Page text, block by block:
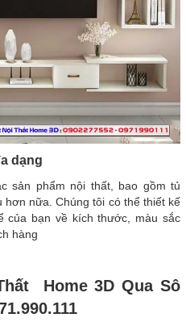
dạng
sản phẩm nội thất, bao gồm tủ
nữa. Chúng tôi có thể thiết kế
của bạn về kích thước, màu sắc
hàng
Home 3D Qua Sô